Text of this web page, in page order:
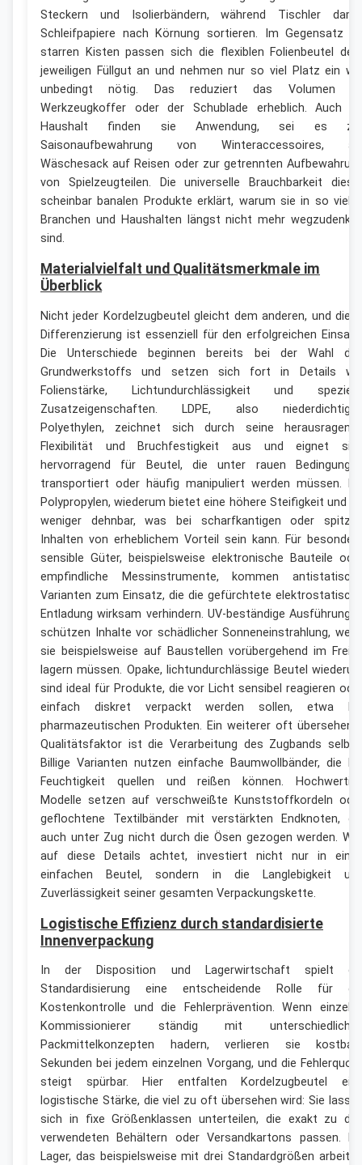
Steckern und Isolierbändern, während Tischler
Schleifpapiere nach Körnung sortieren. Im Gegensatz
starren Kisten passen sich die flexiblen Folienbeutel
jeweiligen Füllgut an und nehmen nur so viel Platz ein
unbedingt nötig. Das reduziert das Volumen
Werkzeugkoffer oder der Schublade erheblich. Auch
Haushalt finden sie Anwendung, sei es
Saisonaufbewahrung von Winteraccessoires,
Wäschesack auf Reisen oder zur getrennten
von Spielzeugteilen. Die universelle Brauchbarkeit
scheinbar banalen Produkte erklärt, warum sie in so
Branchen und Haushalten längst nicht mehr
sind.
Materialvielfalt und Qualitätsmerkmale im
Überblick
Nicht jeder Kordelzugbeutel gleicht dem anderen, und
Differenzierung ist essenziell für den erfolgreichen
Die Unterschiede beginnen bereits bei der Wahl
Grundwerkstoffs und setzen sich fort in Details
Folienstärke, Lichtundurchlässigkeit und
Zusatzeigenschaften. LDPE, also
Polyethylen, zeichnet sich durch seine
Flexibilität und Bruchfestigkeit aus und eignet
hervorragend für Beutel, die unter rauen
transportiert oder häufig manipuliert werden müssen.
Polypropylen, wiederum bietet eine höhere Steifigkeit und
weniger dehnbar, was bei scharfkantigen oder
Inhalten von erheblichem Vorteil sein kann. Für
sensible Güter, beispielsweise elektronische Bauteile
empfindliche Messinstrumente, kommen
Varianten zum Einsatz, die die gefürchtete
Entladung wirksam verhindern. UV-beständige
schützen Inhalte vor schädlicher Sonneneinstrahlung,
sie beispielsweise auf Baustellen vorübergehend im
lagern müssen. Opake, lichtundurchlässige Beutel
sind ideal für Produkte, die vor Licht sensibel reagieren
einfach diskret verpackt werden sollen, etwa
pharmazeutischen Produkten. Ein weiterer oft
Qualitätsfaktor ist die Verarbeitung des Zugbands
Billige Varianten nutzen einfache Baumwollbänder, die
Feuchtigkeit quellen und reißen können.
Modelle setzen auf verschweißte Kunststoffkordeln
geflochtene Textilbänder mit verstärkten Endknoten,
auch unter Zug nicht durch die Ösen gezogen werden.
auf diese Details achtet, investiert nicht nur in
einfachen Beutel, sondern in die Langlebigkeit
Zuverlässigkeit seiner gesamten Verpackungskette.
Logistische Effizienz durch standardisierte
Innenverpackung
In der Disposition und Lagerwirtschaft spielt
Standardisierung eine entscheidende Rolle für
Kostenkontrolle und die Fehlerprävention. Wenn
Kommissionierer ständig mit
Packmittelkonzepten hadern, verlieren sie
Sekunden bei jedem einzelnen Vorgang, und die
steigt spürbar. Hier entfalten Kordelzugbeutel
logistische Stärke, die viel zu oft übersehen wird: Sie
sich in fixe Größenklassen unterteilen, die exakt zu
verwendeten Behältern oder Versandkartons passen.
Lager, das beispielsweise mit drei Standardgrößen